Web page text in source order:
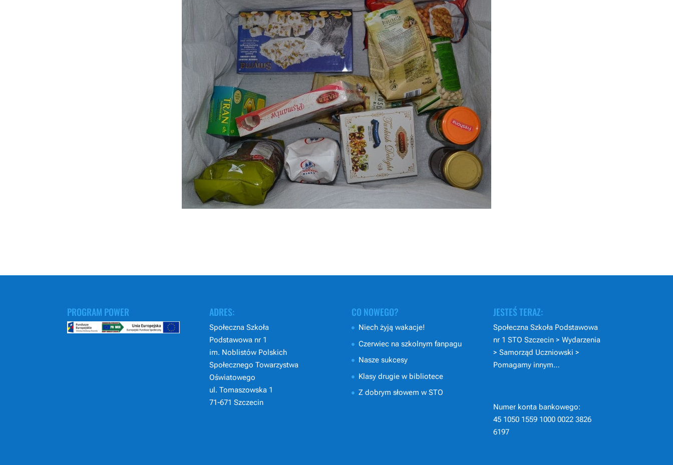
PROGRAM POWER ADRES:
Społeczna Szkoła
Podstawowa nr 1
im. Noblistów Polskich
Społecznego Towarzystwa
Oświatowego
ul. Tomaszowska 1
71-671 Szczecin
CO NOWEGO?
Niech żyją wakacje!
Czerwiec na szkolnym fanpagu
Nasze sukcesy
Klasy drugie w bibliotece
Z dobrym słowem w STO
JESTEŚ TERAZ:
Społeczna Szkoła Podstawowa
nr 1 STO Szczecin >Wydarzenia
>Samorząd Uczniowski >
Pomagamy innym…
Numer konta bankowego:
45 1050 1559 1000 0022 3826
6197